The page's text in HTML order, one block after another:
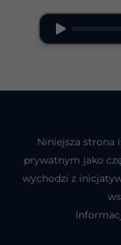
Niniejsza strona
prywatnym jako
wychodzi z